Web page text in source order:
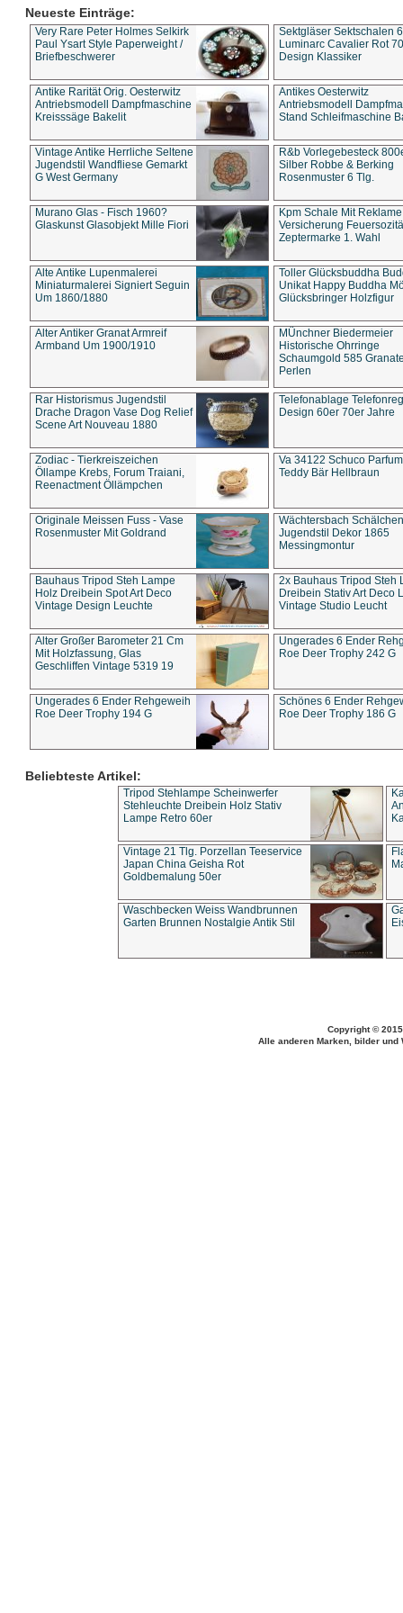
Neueste Einträge:
Very Rare Peter Holmes Selkirk
Paul Ysart Style Paperweight /
Briefbeschwerer
Sektgläser Sektschalen
Luminarc Cavalier Rot
Design Klassiker
Antike Rarität Orig. Oesterwitz
Antriebsmodell Dampfmaschine
Kreisssäge Bakelit
Antikes Oesterwitz
Antriebsmodell
Stand Schleifmaschine
Vintage Antike Herrliche Seltene
Jugendstil Wandfliese Gemarkt
G West Germany
R&b Vorlegebesteck
Silber Robbe & Berking
Rosenmuster 6 Tlg.
Murano Glas - Fisch 1960?
Glaskunst Glasobjekt Mille Fiori
Kpm Schale Mit Reklame
Versicherung
Zeptermarke 1. Wahl
Alte Antike Lupenmalerei
Miniaturmalerei Signiert Seguin
Um 1860/1880
Toller Glücksbuddha
Unikat Happy Buddha
Glücksbringer Holzfigur
Alter Antiker Granat Armreif
Armband Um 1900/1910
MÜnchner Biedermeier
Historische Ohrringe
Schaumgold 585
Perlen
Rar Historismus Jugendstil
Drache Dragon Vase Dog Relief
Scene Art Nouveau 1880
Telefonablage
Design 60er 70er Jahre
Zodiac - Tierkreiszeichen
Öllampe Krebs, Forum Traiani,
Reenactment Öllämpchen
Va 34122 Schuco
Teddy Bär Hellbraun
Originale Meissen Fuss - Vase
Rosenmuster Mit Goldrand
Wächtersbach Schälchen
Jugendstil Dekor 1865
Messingmontur
Bauhaus Tripod Steh Lampe
Holz Dreibein Spot Art Deco
Vintage Design Leuchte
2x Bauhaus Tripod Steh
Dreibein Stativ Art Deco
Vintage Studio Leucht
Alter Großer Barometer 21 Cm
Mit Holzfassung, Glas
Geschliffen Vintage 5319 19
Ungerades 6 Ender
Roe Deer Trophy 242 G
Ungerades 6 Ender Rehgeweih
Roe Deer Trophy 194 G
Schönes 6 Ender
Roe Deer Trophy 186 G
Beliebteste Artikel:
Tripod Stehlampe Scheinwerfer
Stehleuchte Dreibein Holz Stativ
Lampe Retro 60er
Vintage 21 Tlg. Porzellan Teeservice
Japan China Geisha Rot
Goldbemalung 50er
Waschbecken Weiss Wandbrunnen
Garten Brunnen Nostalgie Antik Stil
Copyright ©
Alle anderen Marken, bilder und